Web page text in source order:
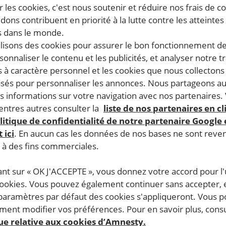
éducatives de collèges et lycées d’enseignement
aux droits humains. Les livrets proposent
étape) dont vous pouvez vous saisir en complément
apports théoriques pouvant faciliter l’animation des
12 ans et d’autres pour un public à partir de 14 ans ;
« Conseils pour la mise en place des activités » des
pédagogiques : ce sont les documents à imprimer
études de cas, les portraits de personnes
commander gratuitement les livrets
France et que vous faîtes des interventions en
par lecatalogue militant.
les cookies, c'est nous soutenir et réduire nos frais de
contribuent en priorité à la lutte contre les
dans le monde.
des cookies pour assurer le bon fonctionnement
le contenu et les publicités, et analyser notre
à caractère personnel et les cookies que nous
pour personnaliser les annonces. Nous partageons
informations sur votre navigation avec nos partenaires.
autres consulter la liste de nos partenaires en
de confidentialité de notre partenaire Google
ici. En aucun cas les données de nos bases ne sont
des fins commerciales.
sur « OK J'ACCEPTE », vous donnez votre accord pour
Vous pouvez également continuer sans accepter,
par défaut des cookies s'appliqueront. Vous
modifier vos préférences. Pour en savoir plus,
relative aux cookies d’Amnesty.